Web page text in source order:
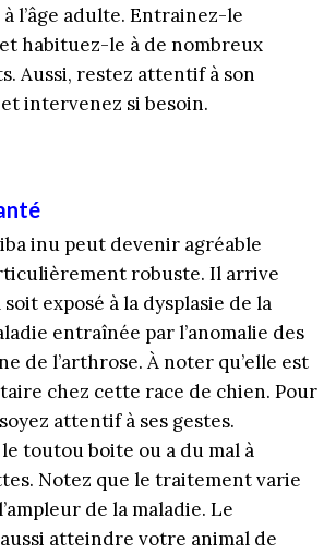
l’âge adulte. Entrainez-le
habituez-le à de nombreux
Aussi, restez attentif à son
intervenez si besoin.
inu peut devenir agréable
robuste. Il arrive
exposé à la dysplasie de la
entraînée par l’anomalie des
de l’arthrose. À noter qu’elle est
chez cette race de chien. Pour
attentif à ses gestes.
toutou boite ou a du mal à
Notez que le traitement varie
de la maladie. Le
atteindre votre animal de